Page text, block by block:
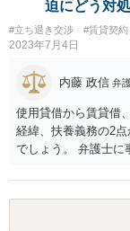
迫にどう対
#立ち退き交渉 #賃貸契
2023年7月4日
内藤 政信 弁
使用貸借から賃貸借
経緯、扶養義務の2
でしょう。 弁護士に